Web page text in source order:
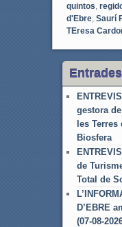
quintos
d'Ebre, Saurí
TEresa
gestora
les Terres
Biosfera
de
Total de
D’EBRE
(07-08-